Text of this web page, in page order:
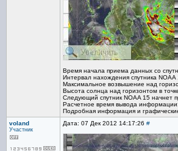
Время начала приема данных со
Интервал нахождения спутника
Максимальное возвышение над
Высота солнца над горизонтом в
Следующий спутник NOAA 15 начнет
Расчетное время вывода
Подробная информация и
voland
Участник
Дата: 07 Дек 2012 14:17:26 #